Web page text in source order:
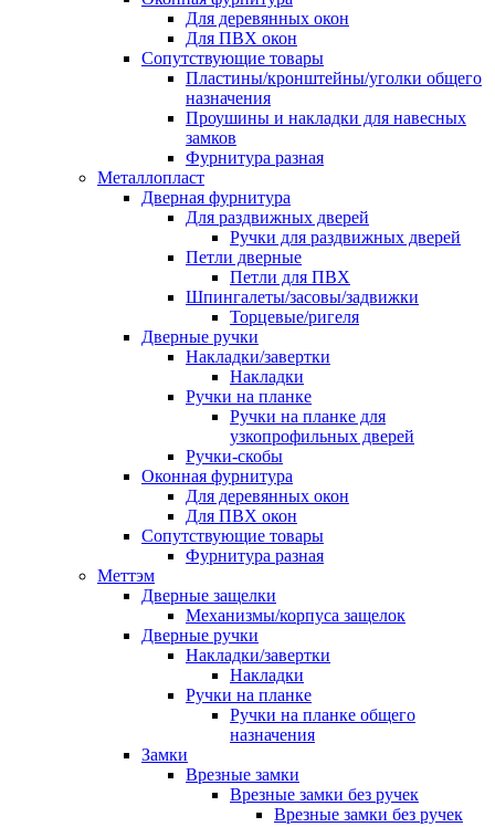
Для деревянных окон
Для ПВХ окон
Сопутствующие товары
Пластины/кронштейны/уголки общего
назначения
Проушины и накладки для навесных
замков
Фурнитура разная
Металлопласт
Дверная фурнитура
Для раздвижных дверей
Ручки для раздвижных дверей
Петли дверные
Петли для ПВХ
Шпингалеты/засовы/задвижки
Торцевые/ригеля
Дверные ручки
Накладки/завертки
Накладки
Ручки на планке
Ручки на планке для
узкопрофильных дверей
Ручки-скобы
Оконная фурнитура
Для деревянных окон
Для ПВХ окон
Сопутствующие товары
Фурнитура разная
Меттэм
Дверные защелки
Механизмы/корпуса защелок
Дверные ручки
Накладки/завертки
Накладки
Ручки на планке
Ручки на планке общего
назначения
Замки
Врезные замки
Врезные замки без ручек
Врезные замки без ручек